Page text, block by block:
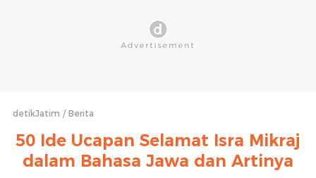
detikJatim Berita
50 Ide Ucapan Selamat Isra Mikraj
dalam Bahasa Jawa dan Artinya